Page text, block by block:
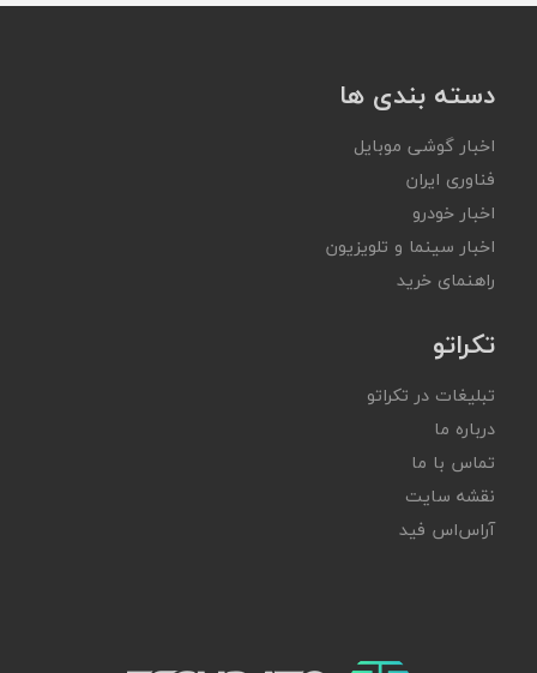
دسته بندی ها
اخبار گوشی موبایل
فناوری ایران
اخبار خودرو
اخبار سینما و تلویزیون
راهنمای خرید
تکراتو
تبلیغات در تکراتو
درباره ما
تماس با ما
نقشه سایت
آر‌اس‌اس فید